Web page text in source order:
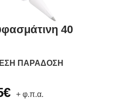
40
ΠΑΡΑΔΟΣΗ
€ + φ.π.α.